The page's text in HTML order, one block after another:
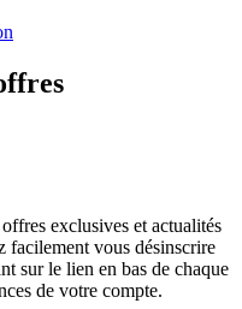
exclusives et actualités
facilement vous désinscrire
sur le lien en bas de chaque
de votre compte.